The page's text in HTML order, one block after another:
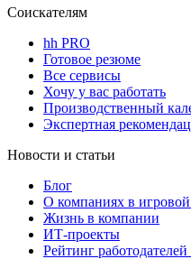
Соискателям
hh PRO
Готовое резюме
Все сервисы
Хочу у вас работать
Производственный
Экспертная
Новости и статьи
Блог
О компаниях в
Жизнь в компании
ИТ-проекты
Рейтинг